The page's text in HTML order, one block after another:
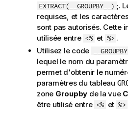
EXTRACT(__GROUPBY__) ;.
requises, et les
sont pas autorisés. Cette
utilisée entre <% et %> .
Utilisez le code
lequel le nom du
permet d'obtenir le
paramètres du tableau
zone Groupby de la vue
être utilisé entre <% et %>